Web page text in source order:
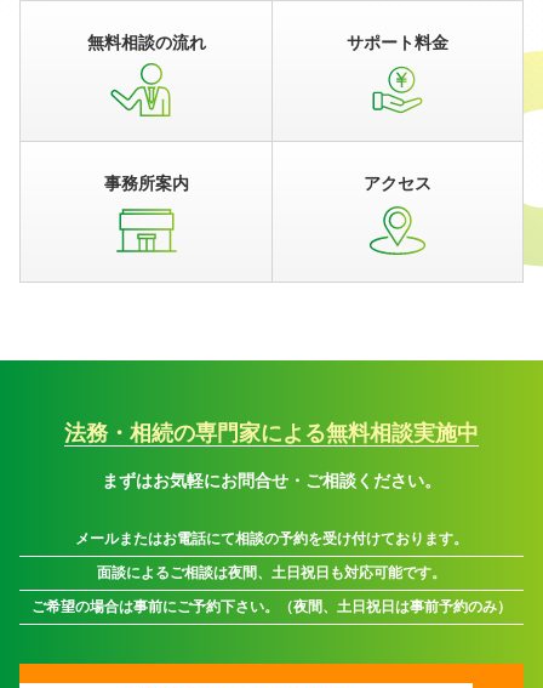
無料相談の流れ サポート料金
事務所案内 アクセス
法務・相続の専門家による無料相談実施中
まずはお気軽にお問合せ・ご相談ください。
メールまたはお電話にて相談の予約を受け付けております。
面談によるご相談は夜間、土日祝日も対応可能です。
ご希望の場合は事前にご予約下さい。（夜間、土日祝日は事前予約のみ）